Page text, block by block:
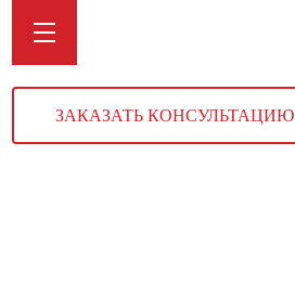
ЗАКАЗАТЬ КОНСУЛЬТАЦИЮ